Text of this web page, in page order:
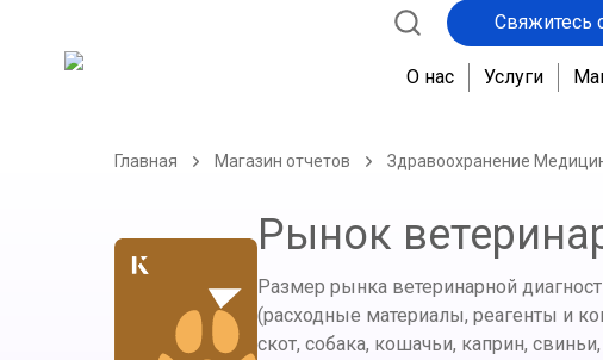
Свяжитесь
О нас Услуги
Главная Магазин отчетов Здравоохранение
Рынок
Размер рынка ветеринарной
(расходные материалы, реагенты и
скот, собака, кошачьи, каприн,